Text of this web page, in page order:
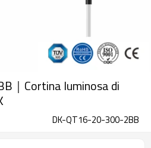
｜Cortina luminosa di
DK-QT16-20-300-2BB